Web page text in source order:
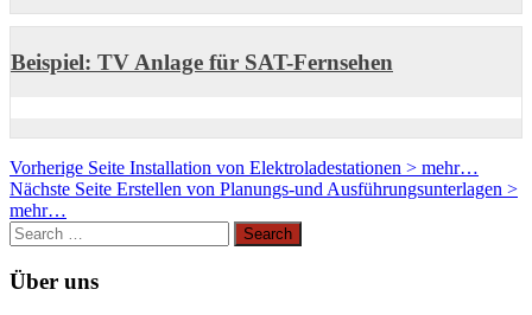
Beispiel: TV Anlage für SAT-Fernsehen
Beitragsnavigation
Vorherige Seite Vorheriger
Post
Installation von Elektroladestationen > mehr…
Nächste Seite Nächster
Erstellen von Planungs-und Ausführungsunterlagen >
mehr…
Über uns